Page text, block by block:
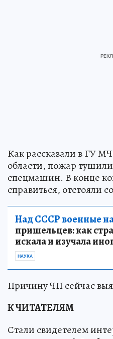
Как рассказали в ГУ
области, пожар тушили
спецмашин. В конце
справиться, отстояли
Над СССР военные
пришельцев: как
искала и изучала
НАУКА
Причину ЧП сейчас
К ЧИТАТЕЛЯМ
Стали свидетелем